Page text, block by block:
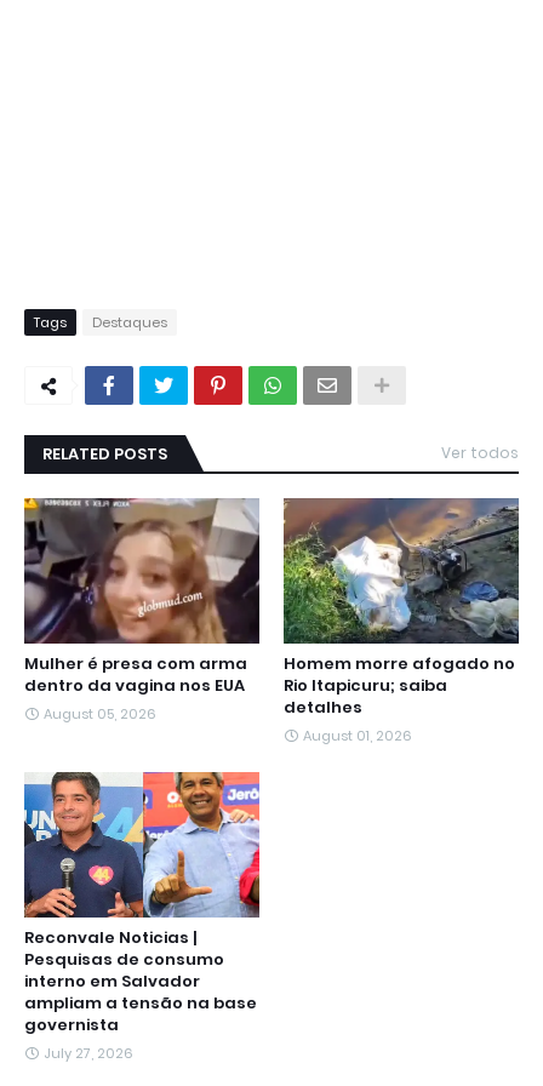
Tags Destaques
RELATED POSTS Ver todos
Mulher é presa com arma
dentro da vagina nos EUA
August 05, 2026
Homem morre afogado no
Rio Itapicuru; saiba
detalhes
August 01, 2026
Reconvale Noticias |
Pesquisas de consumo
interno em Salvador
ampliam a tensão na base
governista
July 27, 2026